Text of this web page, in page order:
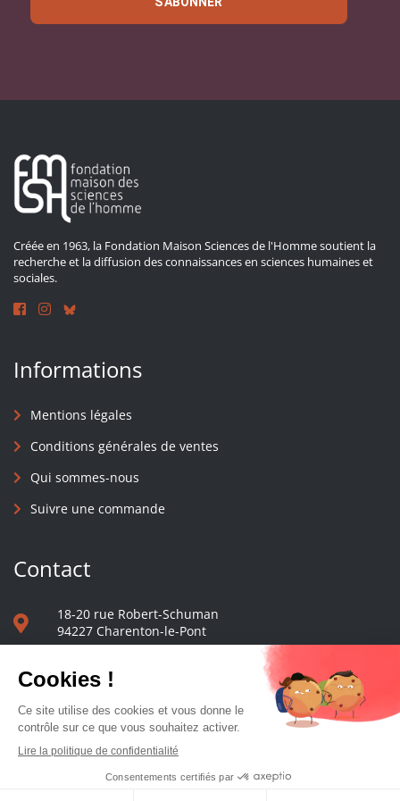
Créée en 1963, la Fondation Maison Sciences de l'Homme soutient la
recherche et la diffusion des connaissances en sciences humaines et
sociales.
Informations
Mentions légales
Conditions générales de ventes
Qui sommes-nous
Suivre une commande
Contact
18-20 rue Robert-Schuman
94227 Charenton-le-Pont